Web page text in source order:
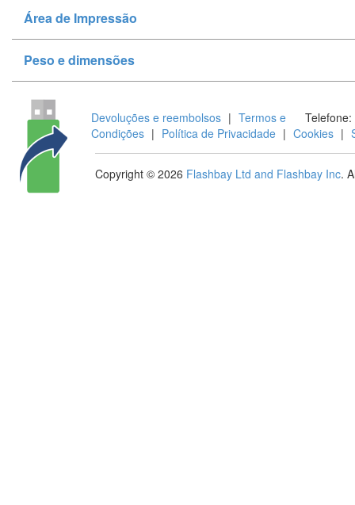
Área de Impressão
Peso e dimensões
Telefone:
Devoluções e reembolsos | Termos e
Condições | Política de Privacidade | Cookies |
Copyright © 2026 Flashbay Ltd and Flashbay Inc.